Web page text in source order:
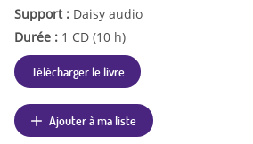
Support : Daisy audio
Durée : 1 CD (10 h)
Télécharger le livre
Ajouter à ma liste